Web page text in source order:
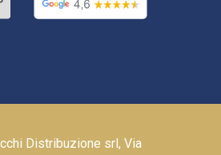
Distribuzione srl, Via